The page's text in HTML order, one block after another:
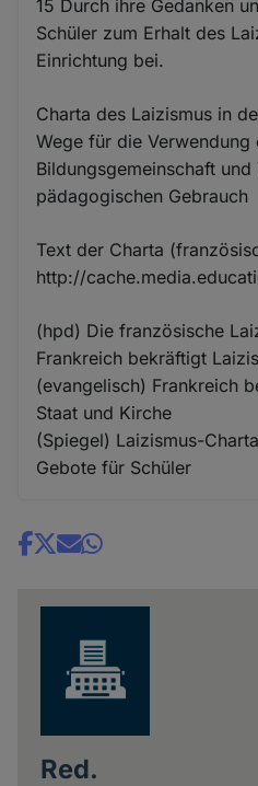
15 Durch ihre Gedanken
Schüler zum Erhalt des
Einrichtung bei.
Charta des Laizismus in
Wege für die
Bildungsgemeinschaft
pädagogischen Gebrauch
Text der Charta
http://
(hpd) Die französische
Frankreich bekräftigt
(evangelisch) Frankreich
Staat und Kirche
(Spiegel) Laizismus-
Gebote für Schüler
Share
Red.